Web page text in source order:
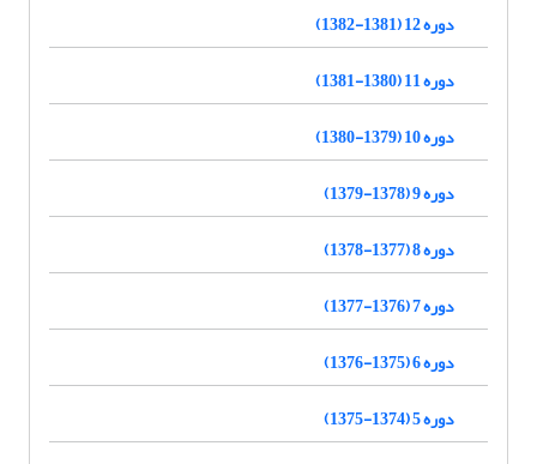
دوره 12 (1381-1382)
دوره 11 (1380-1381)
دوره 10 (1379-1380)
دوره 9 (1378-1379)
دوره 8 (1377-1378)
دوره 7 (1376-1377)
دوره 6 (1375-1376)
دوره 5 (1374-1375)